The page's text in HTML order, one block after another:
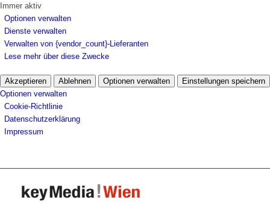
Immer aktiv
Optionen verwalten
Dienste verwalten
Verwalten von {vendor_count}-Lieferanten
Lese mehr über diese Zwecke
Akzeptieren Ablehnen Optionen verwalten
Einstellungen speichern
Optionen verwalten
Cookie-Richtlinie
Datenschutzerklärung
Impressum